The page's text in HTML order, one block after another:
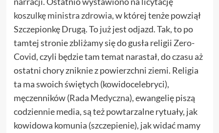
koszulkę ministra zdrowia, w której tenże powziął
Szczepionkę Drugą. To już jest odjazd. Tak, to po
tamtej stronie zbliżamy się do gusła religii Zero-
Covid, czyli będzie tam temat narastał, do czasu aż
ostatni chory zniknie z powierzchni ziemi. Religia
ta ma swoich świętych (kowidocelebryci),
męczenników (Rada Medyczna), ewangelię piszą
codziennie media, są też powtarzalne rytuały, jak
kowidowa komunia (szczepienie), jak widać mamy